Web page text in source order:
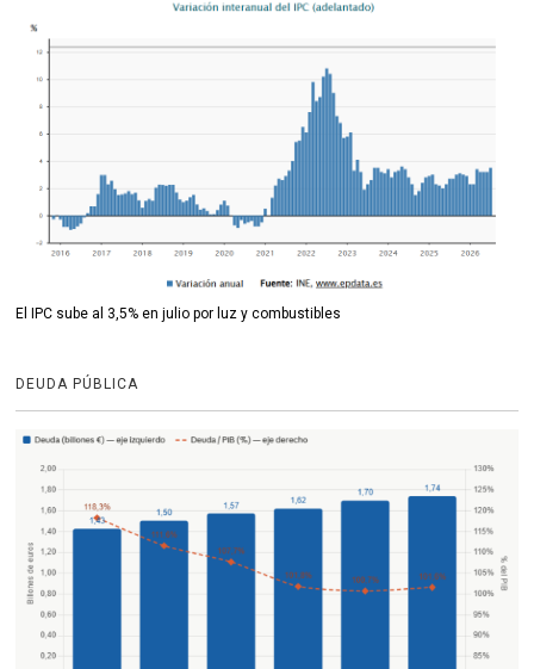
El IPC sube al 3,5% en julio por luz y combustibles
DEUDA PÚBLICA